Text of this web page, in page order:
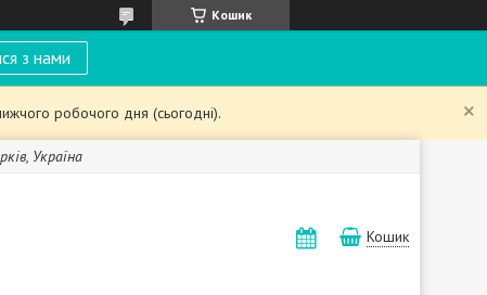
Кошик
з нами
робочого дня (сьогодні).
Україна
Кошик